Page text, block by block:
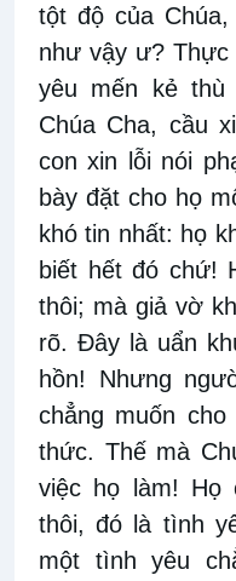
tột độ của
như vậy ư? Thực
yêu mến kẻ thù
Chúa Cha, cầu
con xin lỗi nói
bày đặt cho họ
khó tin nhất: họ
biết hết đó chứ!
thôi; mà giả vờ
rõ. Đây là uẩn
hồn! Nhưng
chẳng muốn
thức. Thế mà
việc họ làm! Họ
thôi, đó là tình
một tình yêu